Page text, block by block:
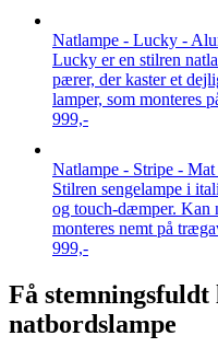
Natlampe - Lucky -
Lucky er en stilren
pærer, der kaster et
lamper, som monteres
999,-
Natlampe - Stripe -
Stilren sengelampe i
og touch-dæmper. Kan
monteres nemt på
999,-
Få stemningsfuldt
natbordslampe